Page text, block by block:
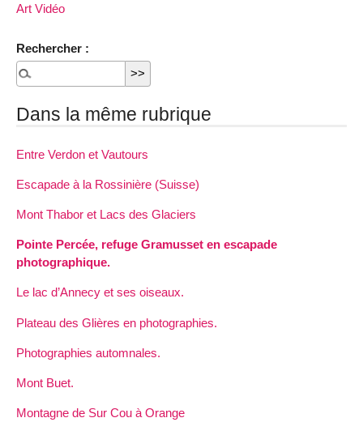
Art Vidéo
Rechercher :
Dans la même rubrique
Entre Verdon et Vautours
Escapade à la Rossinière (Suisse)
Mont Thabor et Lacs des Glaciers
Pointe Percée, refuge Gramusset en escapade
photographique.
Le lac d’Annecy et ses oiseaux.
Plateau des Glières en photographies.
Photographies automnales.
Mont Buet.
Montagne de Sur Cou à Orange